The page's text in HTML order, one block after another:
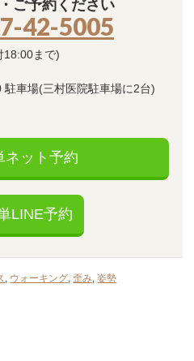
ご予約ください
42-5005
18:00まで)
駐車場(三村医院駐車場に2台)
ネット予約
LINE予約
, ウォーキング,歪み,姿勢